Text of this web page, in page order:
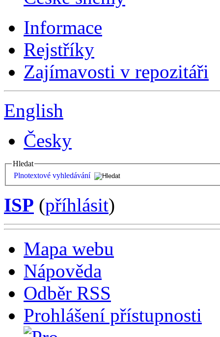
Informace
Rejstříky
Zajímavosti v repozitáři
English
Česky
Hledat
Plnotextové vyhledávání
ISP (příhlásit)
Mapa webu
Nápověda
Odběr RSS
Prohlášení přístupnosti